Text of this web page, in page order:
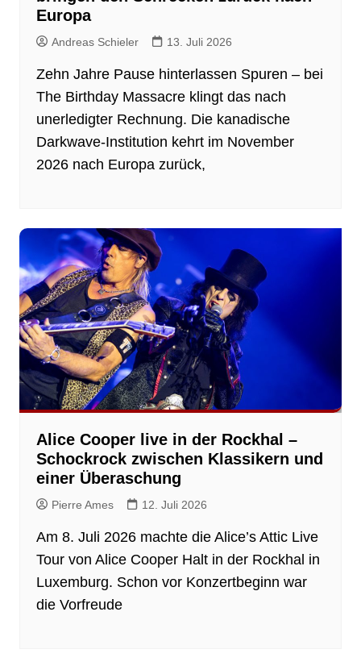
Europa
Andreas Schieler 13. Juli 2026
Zehn Jahre Pause hinterlassen Spuren – bei
The Birthday Massacre klingt das nach
unerledigter Rechnung. Die kanadische
Darkwave-Institution kehrt im November
2026 nach Europa zurück,
Alice Cooper live in der Rockhal –
Schockrock zwischen Klassikern und
einer Überaschung
Pierre Ames 12. Juli 2026
Am 8. Juli 2026 machte die Alice’s Attic Live
Tour von Alice Cooper Halt in der Rockhal in
Luxemburg. Schon vor Konzertbeginn war
die Vorfreude